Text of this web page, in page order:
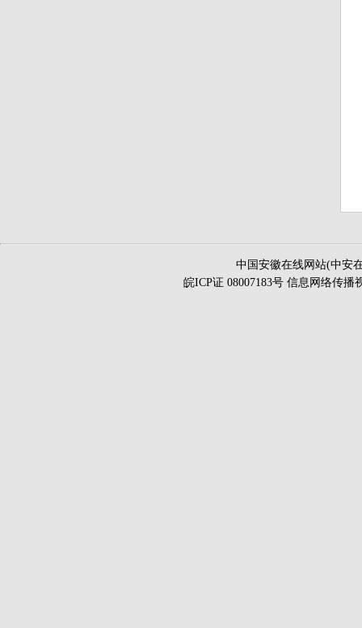
中国安徽在线网站(中安
皖ICP证 08007183号 信息网络传播